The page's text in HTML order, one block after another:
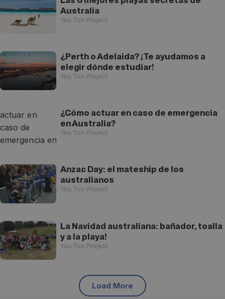
Australia
You Too Project
¿Perth o Adelaida? ¡Te ayudamos a
elegir dónde estudiar!
You Too Project
¿Cómo actuar en caso de emergencia
en Australia?
You Too Project
Anzac Day: el mateship de los
australianos
You Too Project
La Navidad australiana: bañador, toalla
y a la playa!
You Too Project
Load More